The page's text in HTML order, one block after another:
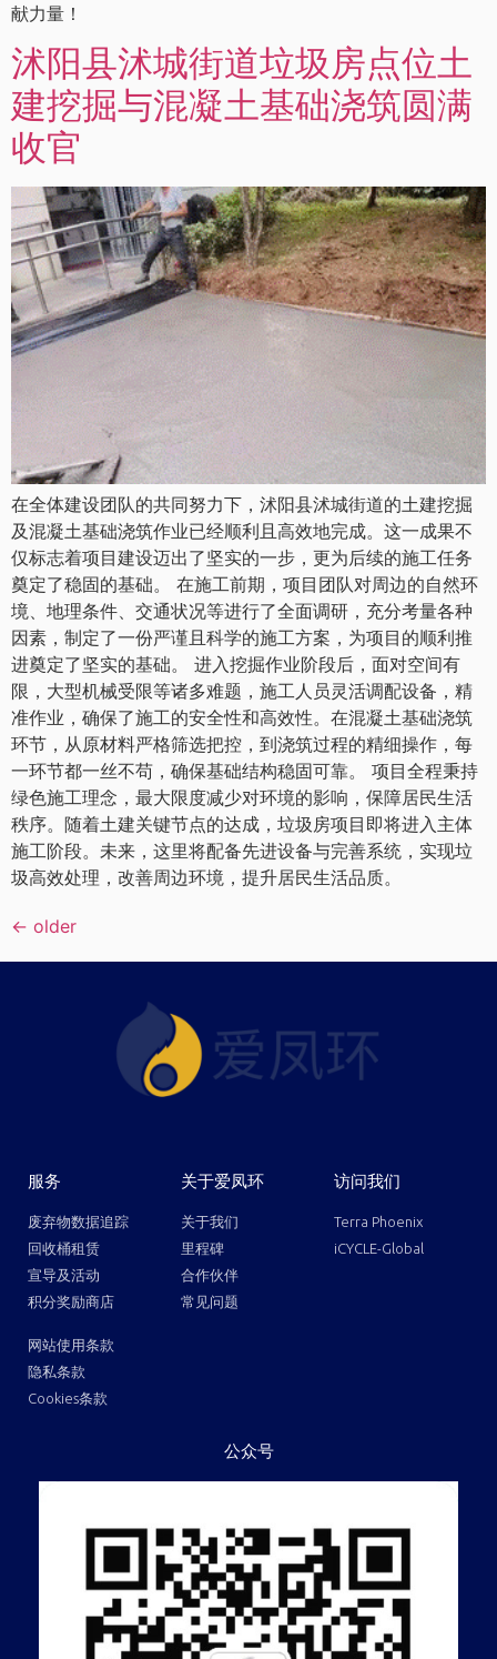
献力量！
沭阳县沭城街道垃圾房点位土
建挖掘与混凝土基础浇筑圆满
收官
在全体建设团队的共同努力下，沭阳县沭城街道的土建挖掘
及混凝土基础浇筑作业已经顺利且高效地完成。这一成果不
仅标志着项目建设迈出了坚实的一步，更为后续的施工任务
奠定了稳固的基础。 在施工前期，项目团队对周边的自然环
境、地理条件、交通状况等进行了全面调研，充分考量各种
因素，制定了一份严谨且科学的施工方案，为项目的顺利推
进奠定了坚实的基础。 进入挖掘作业阶段后，面对空间有
限，大型机械受限等诸多难题，施工人员灵活调配设备，精
准作业，确保了施工的安全性和高效性。在混凝土基础浇筑
环节，从原材料严格筛选把控，到浇筑过程的精细操作，每
一环节都一丝不苟，确保基础结构稳固可靠。 项目全程秉持
绿色施工理念，最大限度减少对环境的影响，保障居民生活
秩序。随着土建关键节点的达成，垃圾房项目即将进入主体
施工阶段。未来，这里将配备先进设备与完善系统，实现垃
圾高效处理，改善周边环境，提升居民生活品质。
← older
服务
废弃物数据追踪
回收桶租赁
宣导及活动
积分奖励商店
关于爱凤环
关于我们
里程碑
合作伙伴
常见问题
访问我们
Terra Phoenix
iCYCLE-Global
网站使用条款
隐私条款
Cookies条款
公众号